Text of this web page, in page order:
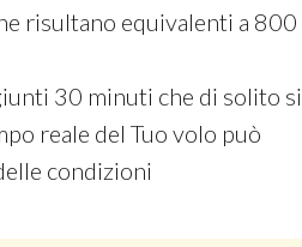
risultano equivalenti a 800
30 minuti che di solito si
reale del Tuo volo può
condizioni